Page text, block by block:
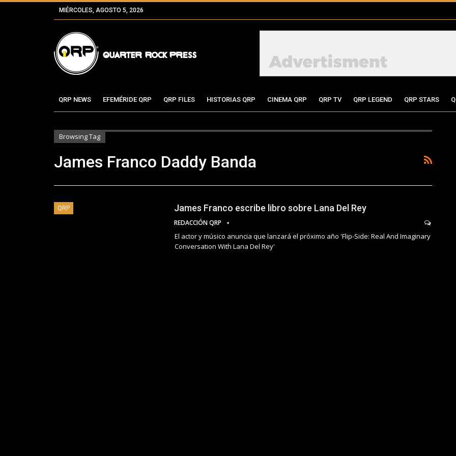
MIÉRCOLES, AGOSTO 5, 2026
QRP NEWS EFEMÉRIDE QRP QRP FILES HISTORIAS QRP CINEMA QRP QRP TV QRP LEGEND QRP STARS
Browsing Tag
James Franco Daddy Banda
QRP James Franco escribe libro sobre Lana Del Rey
REDACCIÓN QRP
El actor y músico anuncia que lanzará el próximo año 'Flip-Side: Real And Imaginary
Conversation With Lana Del Rey'